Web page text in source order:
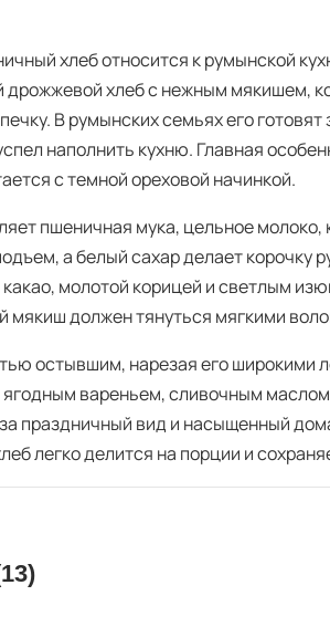
хлеб относится к румынской
дрожжевой хлеб с нежным мякишем,
В румынских семьях его готовят
наполнить кухню. Главная
с темной ореховой начинкой.
пшеничная мука, цельное
а белый сахар делает корочку
молотой корицей и светлым
мякиш должен тянуться мягкими
остывшим, нарезая его
вареньем, сливочным
праздничный вид и насыщенный
легко делится на порции и